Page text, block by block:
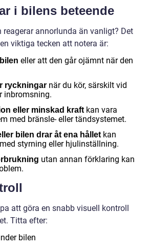
i bilens beteende
reagerar annorlunda än vanligt? Det
viktiga tecken att notera är:
eller att den går ojämnt när den
ryckningar när du kör, särskilt vid
inbromsning.
eller minskad kraftkan vara
med bränsle- eller tändsystemet.
bilen drar åt ena hålletkan
styrning eller hjulinställning.
utan annan förklaring kan
att göra en snabb visuell kontroll
Titta efter:
bilen